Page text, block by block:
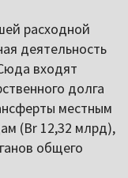
расходной
деятельность
входят
долга
местным
(Br 12,32 млрд),
общего